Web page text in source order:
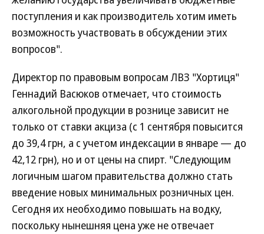
поступления и как производитель хотим иметь
возможность участвовать в обсуждении этих
вопросов".
Директор по правовым вопросам ЛВЗ "Хортиця"
Геннадий Васюков отмечает, что стоимость
алкогольной продукции в рознице зависит не
только от ставки акциза (с 1 сентября повысится
до 39,4 грн, а с учетом индексации в январе — до
42,12 грн), но и от цены на спирт. "Следующим
логичным шагом правительства должно стать
введение новых минимальных розничных цен.
Сегодня их необходимо повышать на водку,
поскольку нынешняя цена уже не отвечает